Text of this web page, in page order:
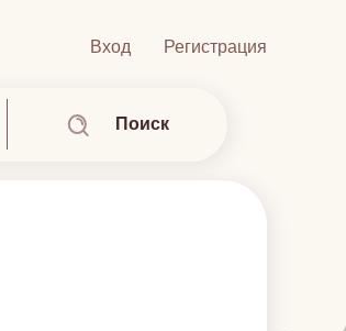
Вход Регистрация
Поиск